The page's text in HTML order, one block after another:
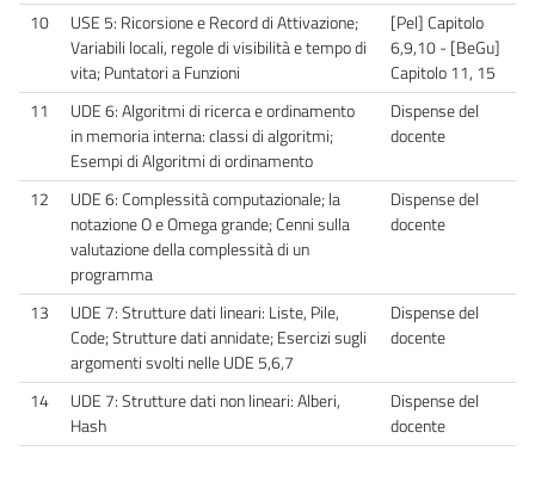
10
USE 5: Ricorsione e Record di Attivazione;
Variabili locali, regole di visibilità e tempo di
vita; Puntatori a Funzioni
[Pel] Capitolo
6,9,10 - [BeGu]
Capitolo 11, 15
11
UDE 6: Algoritmi di ricerca e ordinamento
in memoria interna: classi di algoritmi;
Esempi di Algoritmi di ordinamento
Dispense del
docente
12
UDE 6: Complessità computazionale; la
notazione O e Omega grande; Cenni sulla
valutazione della complessità di un
programma
Dispense del
docente
13
UDE 7: Strutture dati lineari: Liste, Pile,
Code; Strutture dati annidate; Esercizi sugli
argomenti svolti nelle UDE 5,6,7
Dispense del
docente
14
UDE 7: Strutture dati non lineari: Alberi,
Hash
Dispense del
docente